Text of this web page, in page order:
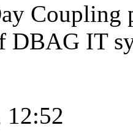
Coupling
DBAG IT
12:52